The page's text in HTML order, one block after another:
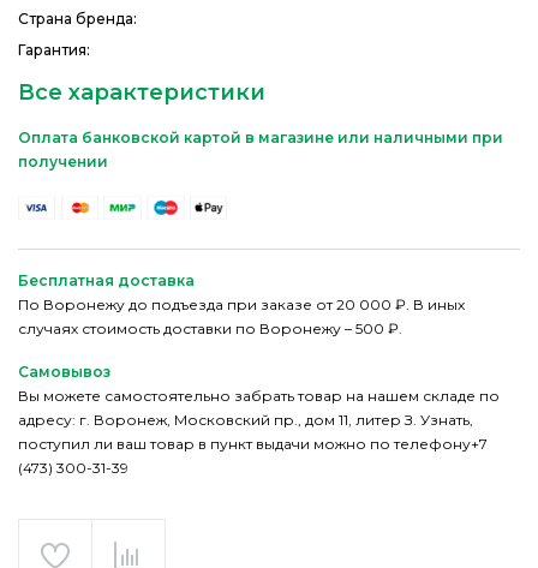
Страна бренда:
Гарантия:
Все характеристики
Оплата банковской картой в магазине или наличными при
получении
Бесплатная доставка
По Воронежу до подъезда при заказе от 20 000 ₽. В иных
случаях стоимость доставки по Воронежу – 500 ₽.
Самовывоз
Вы можете самостоятельно забрать товар на нашем складе по
адресу: г. Воронеж, Московский пр., дом 11, литер З. Узнать,
поступил ли ваш товар в пункт выдачи можно по телефону+7
(473) 300-31-39